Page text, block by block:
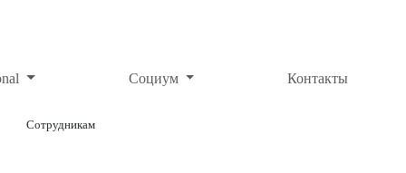
Социум Контакты
Сотрудникам